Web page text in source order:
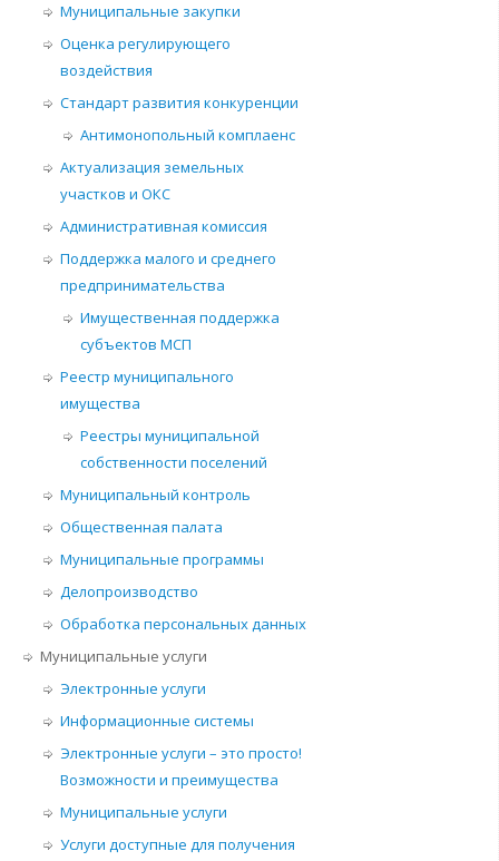
Муниципальные закупки
Оценка регулирующего
воздействия
Стандарт развития конкуренции
Антимонопольный комплаенс
Актуализация земельных
участков и ОКС
Административная комиссия
Поддержка малого и среднего
предпринимательства
Имущественная поддержка
субъектов МСП
Реестр муниципального
имущества
Реестры муниципальной
собственности поселений
Муниципальный контроль
Общественная палата
Муниципальные программы
Делопроизводство
Обработка персональных данных
Муниципальные услуги
Электронные услуги
Информационные системы
Электронные услуги – это просто!
Возможности и преимущества
Муниципальные услуги
Услуги доступные для получения